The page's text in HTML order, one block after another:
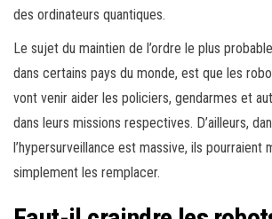
des ordinateurs quantiques.
Le sujet du maintien de l’ordre le plus
dans certains pays du monde, est que les
vont venir aider les policiers, gendarmes et
dans leurs missions respectives. D’ailleurs,
l’hypersurveillance est massive, ils pourraient
simplement les remplacer.